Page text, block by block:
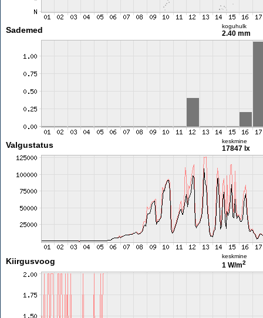
Sademed koguhulk
2.40 mm
Valgustatus keskmine
17847 lx
Kiirgusvoog
keskmine
1 W/m2